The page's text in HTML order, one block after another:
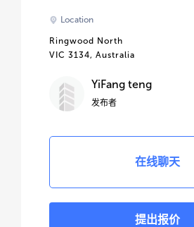
Location
Ringwood North
VIC 3134, Australia
YiFang teng
发布者
在线聊天
提出报价